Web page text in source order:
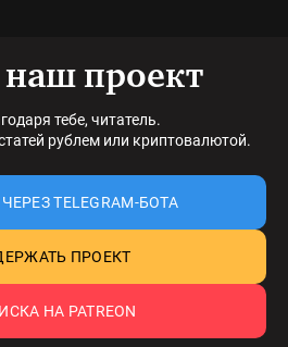
проект
тебе, читатель.
рублем или криптовалютой.
TELEGRAM-БОТА
ПРОЕКТ
НА PATREON